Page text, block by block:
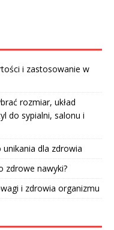
i zastosowanie w
rozmiar, układ
do sypialni, salonu i
dla zdrowia
zdrowe nawyki?
i zdrowia organizmu